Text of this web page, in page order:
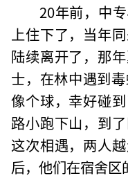
20年前，中
上住下了，当年
陆续离开了，那
士，在林中遇到
像个球，幸好碰
路小跑下山，到
这次相遇，两人
后，他们在宿舍区